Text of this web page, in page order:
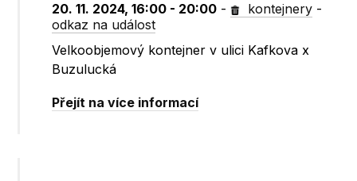
20. 11. 2024, 16:00 - 20:00 - kontejnery -
odkaz na událost
Velkoobjemový kontejner v ulici Kafkova x
Buzulucká
Přejít na více informací